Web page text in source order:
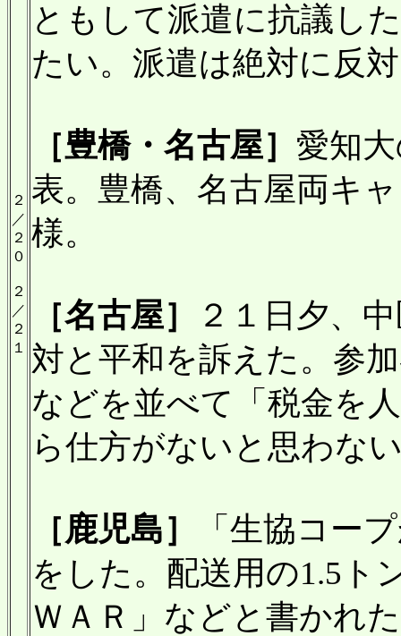
２
／
２
０
２
／
２
１
ともして派遣に抗議し
たい。派遣は絶対に反
［豊橋・名古屋］ 愛知
表。豊橋、名古屋両キ
様。
［名古屋］
２１日夕、
対と平和を訴えた。参
などを並べて「税金を
ら仕方がないと思わな
［鹿児島］
「生協コー
をした。配送用の1.5
ＷＡＲ」などと書かれ